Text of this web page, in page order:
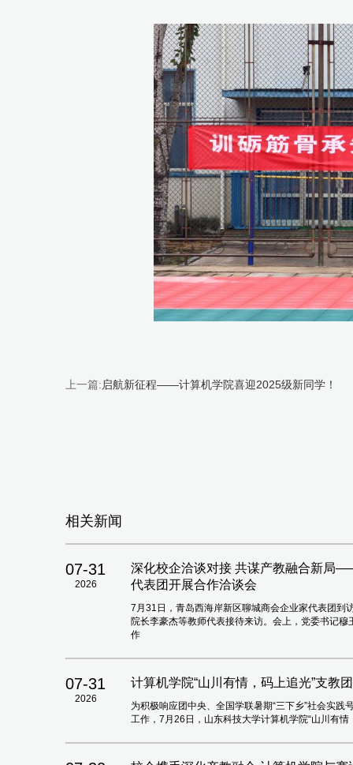
上一篇:启航新征程——计算机学院喜迎2025级新同学！
相关新闻
07-31
2026
深化校企洽谈对接 共谋产教融合新局
代表团开展合作洽谈会
7月31日，青岛西海岸新区聊城商会企业家代表团到
院长李豪杰等教师代表接待来访。会上，党委书记
作
07-31
2026
计算机学院“山川有情，码上追光”支教
为积极响应团中央、全国学联暑期“三下乡”社会实
工作，7月26日，山东科技大学计算机学院“山川有